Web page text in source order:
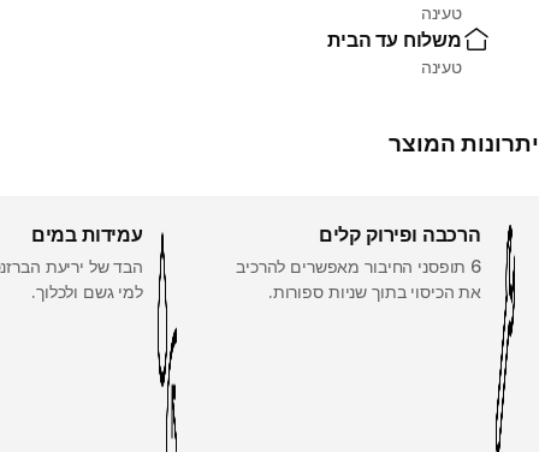
טעינה
משלוח עד הבית
טעינה
יתרונות המוצר
הרכבה ופירוק קלים
6 תופסני החיבור מאפשרים להרכיב
את הכיסוי בתוך שניות ספורות.
עמידות במים
הבד של יריעת
למי גשם ולכלוך.